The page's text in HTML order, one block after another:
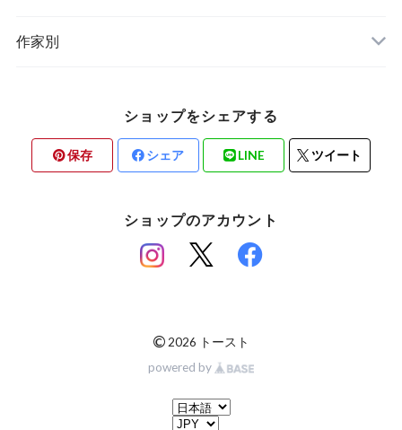
ステーショナリー
作家別
ショップをシェアする
保存 シェア LINE ツイート
ショップのアカウント
© 2026 トースト
powered by